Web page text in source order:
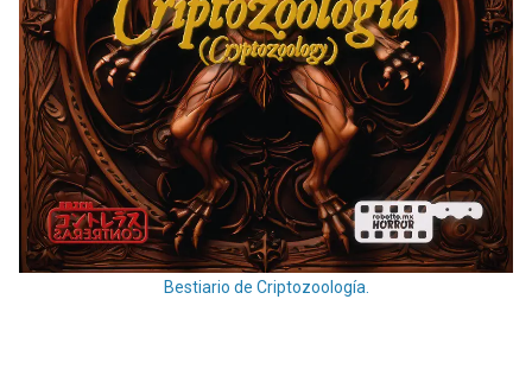
Bestiario de Criptozoología.